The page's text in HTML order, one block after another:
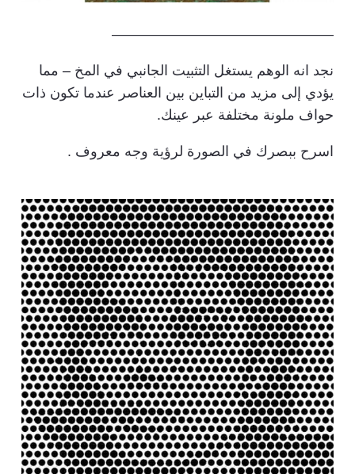
———————————————–
نجد انه الوهم يستغل التثبيت الجانبي في المخ – مما
يؤدي إلى مزيد من التباين بين العناصر عندما تكون ذات
حواف ملونة مختلفة عبر عينك.
اسرح ببصرك في الصورة لرؤية وجه معروف .